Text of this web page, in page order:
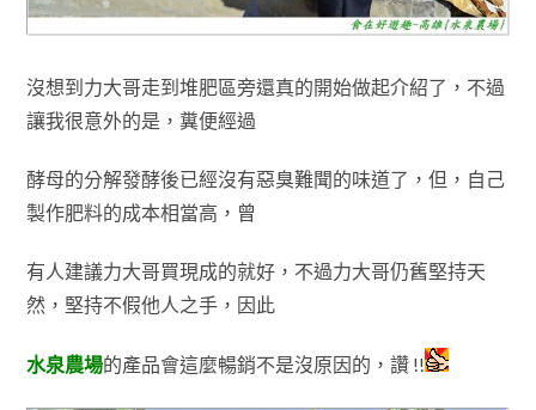
沒想到力大哥走到堆肥區旁還真的開始做起介紹了，不過
讓我很意外的是 ， 糞便經過
酵母的分解發酵後已經沒有惡臭難聞的味道了 ，但 ， 自己
製作肥料的成本相當高 ，曾
有人建議力大哥買現成的就好，不過力大哥仍舊堅持天
然， 堅持不假他人之手，因此
水泉農場的產品會這麼暢銷不是沒原因的 ，讚 !!